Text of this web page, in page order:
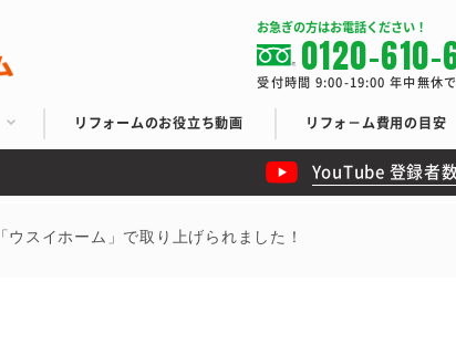
お急ぎの方はお電話ください！
0120-610-
受付時間 9:00-19:00 年中無休で
リフォームのお役立ち動画 リフォ－ム費用の目安
YouTube 登録者
「ウスイホーム」で取り上げられました！